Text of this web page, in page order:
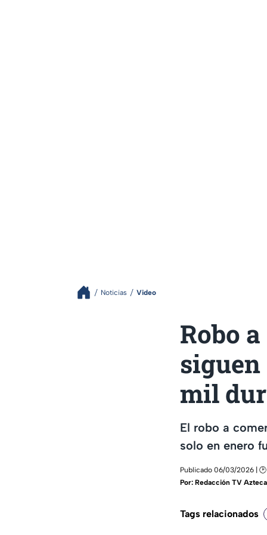
Noticias Video
Robo
siguen
mil
El robo a
solo en enero
Publicado 06/03/2026 | 🕑
Por: Redacción TV
Tags relacionados